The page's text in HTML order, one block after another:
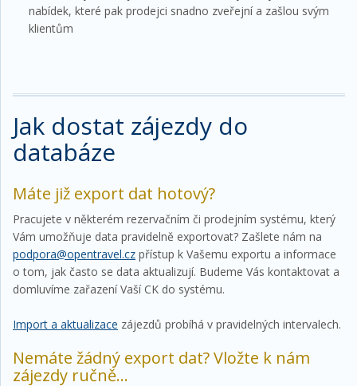
nabídek, které pak prodejci snadno zveřejní a zašlou svým
klientům
Jak dostat zájezdy do
databáze
Máte již export dat hotový?
Pracujete v některém rezervačním či prodejním systému, který
Vám umožňuje data pravidelně exportovat? Zašlete nám na
podpora@opentravel.cz přístup k Vašemu exportu a informace
o tom, jak často se data aktualizují. Budeme Vás kontaktovat a
domluvíme zařazení Vaší CK do systému.
Import a aktualizace zájezdů probíhá v pravidelných intervalech.
Nemáte žádný export dat? Vložte k nám
zájezdy ručně...